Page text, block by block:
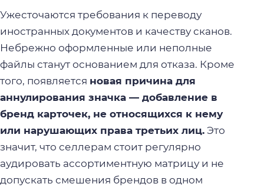
Ужесточаются требования к переводу
иностранных документов и качеству сканов.
Небрежно оформленные или неполные
файлы станут основанием для отказа. Кроме
того, появляется новая причина для
аннулирования значка — добавление в
бренд карточек, не относящихся к нему
или нарушающих права третьих лиц. Это
значит, что селлерам стоит регулярно
аудировать ассортиментную матрицу и не
допускать смешения брендов в одном